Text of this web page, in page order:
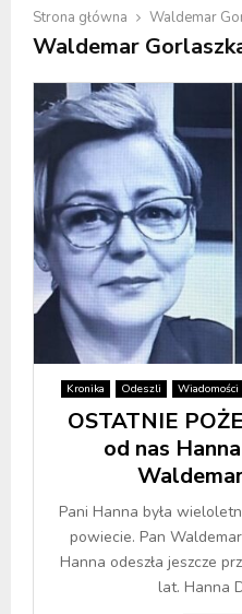
Strona główna Waldemar
Waldemar
Kronika Odeszli Wiadomości
OSTATNIE
od nas
Pani Hanna była
powiecie. Pan
Hanna odeszła jeszcze
lat. Hanna